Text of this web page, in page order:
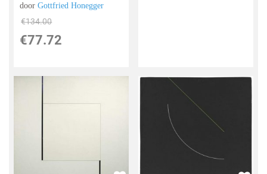
doorGottfried Honegger
€134.00
€77.72